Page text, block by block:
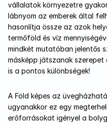
vállalatok környezetre
lábnyom az emberek által
hasonlítja össze az azok
termőföld és víz
mindkét mutatóban jelentős
másképp játszanak szerepet
is a pontos különbségek!
A Föld képes az
ugyanakkor ez egy
erőforrásokat igényel a